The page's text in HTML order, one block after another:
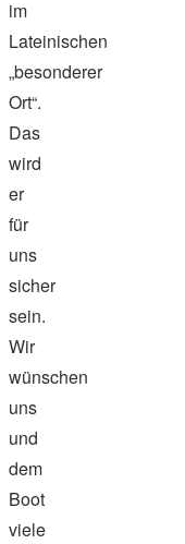
im
Lateinischen
„besonderer
Ort“.
Das
wird
er
für
uns
sicher
sein.
Wir
wünschen
uns
und
dem
Boot
viele